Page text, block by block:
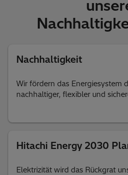
Nachhaltigkeit
Wir fördern das Energiesystem
nachhaltiger, flexibler und
Hitachi Energy 2030
Elektrizität wird das Rückgrat